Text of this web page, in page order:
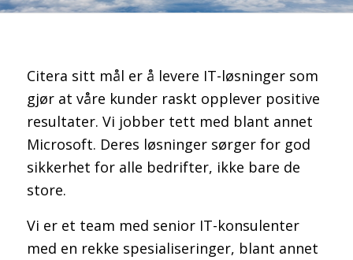
Citera sitt mål er å levere IT-løsninger som
gjør at våre kunder raskt opplever positive
resultater. Vi jobber tett med blant annet
Microsoft. Deres løsninger sørger for god
sikkerhet for alle bedrifter, ikke bare de
store.
Vi er et team med senior IT-konsulenter
med en rekke spesialiseringer, blant annet